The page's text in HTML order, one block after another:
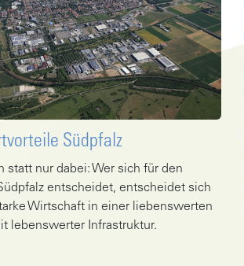
Südpfalz
statt nur dabei: Wer sich für den
entscheidet, entscheidet sich
Wirtschaft in einer liebenswerten
lebenswerter Infrastruktur.